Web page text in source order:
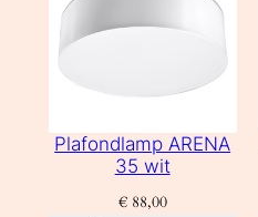
Plafondlamp ARENA
35 wit
€88,00